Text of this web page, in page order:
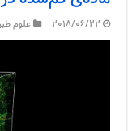
2018/06/22 علوم